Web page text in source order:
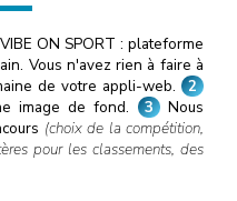
ON SPORT : plateforme
Vous n'avez rien à faire à
de votre appli-web. 2
image de fond.
3 Nous
(choix de la compétition,
pour les classements, des